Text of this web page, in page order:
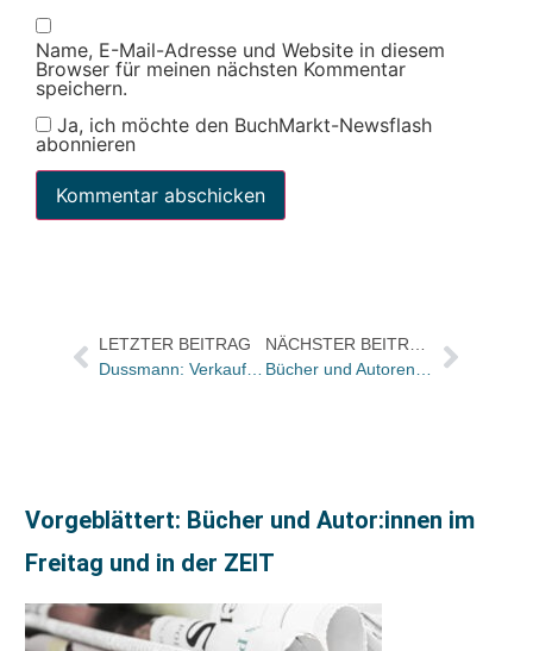
Name, E-Mail-Adresse und Website in diesem
Browser für meinen nächsten Kommentar
speichern.
Ja, ich möchte den BuchMarkt-Newsflash
abonnieren
LETZTER BEITRAG
Dussmann: Verkaufsoffener Sonntag zugunsten der Staatsoper
NÄCHSTER BEITRAG
Bücher und Autoren am SONNTAG in den Feuilletons von FAS und WamS – und „Wer ist Elena F.?“
Vorgeblättert: Bücher und Autor:innen im
Freitag und in der ZEIT